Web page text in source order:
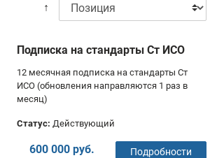
↑
Подписка на стандарты Ст ИСО
12 месячная подписка на стандарты Ст
ИСО (обновления направляются 1 раз в
месяц)
Статус: Действующий
600 000 руб. Подробности